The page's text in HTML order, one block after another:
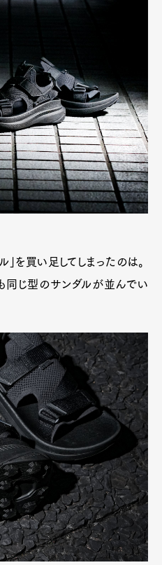
」を買い足してしまったのは。
じ型のサンダルが並んでい